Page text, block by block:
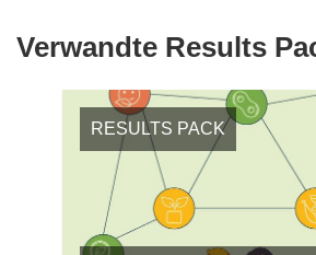
Verwandte Results
RESULTS PACK